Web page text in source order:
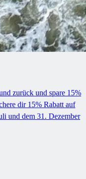
zurück und spare 15%
dir 15% Rabatt auf
und dem 31. Dezember